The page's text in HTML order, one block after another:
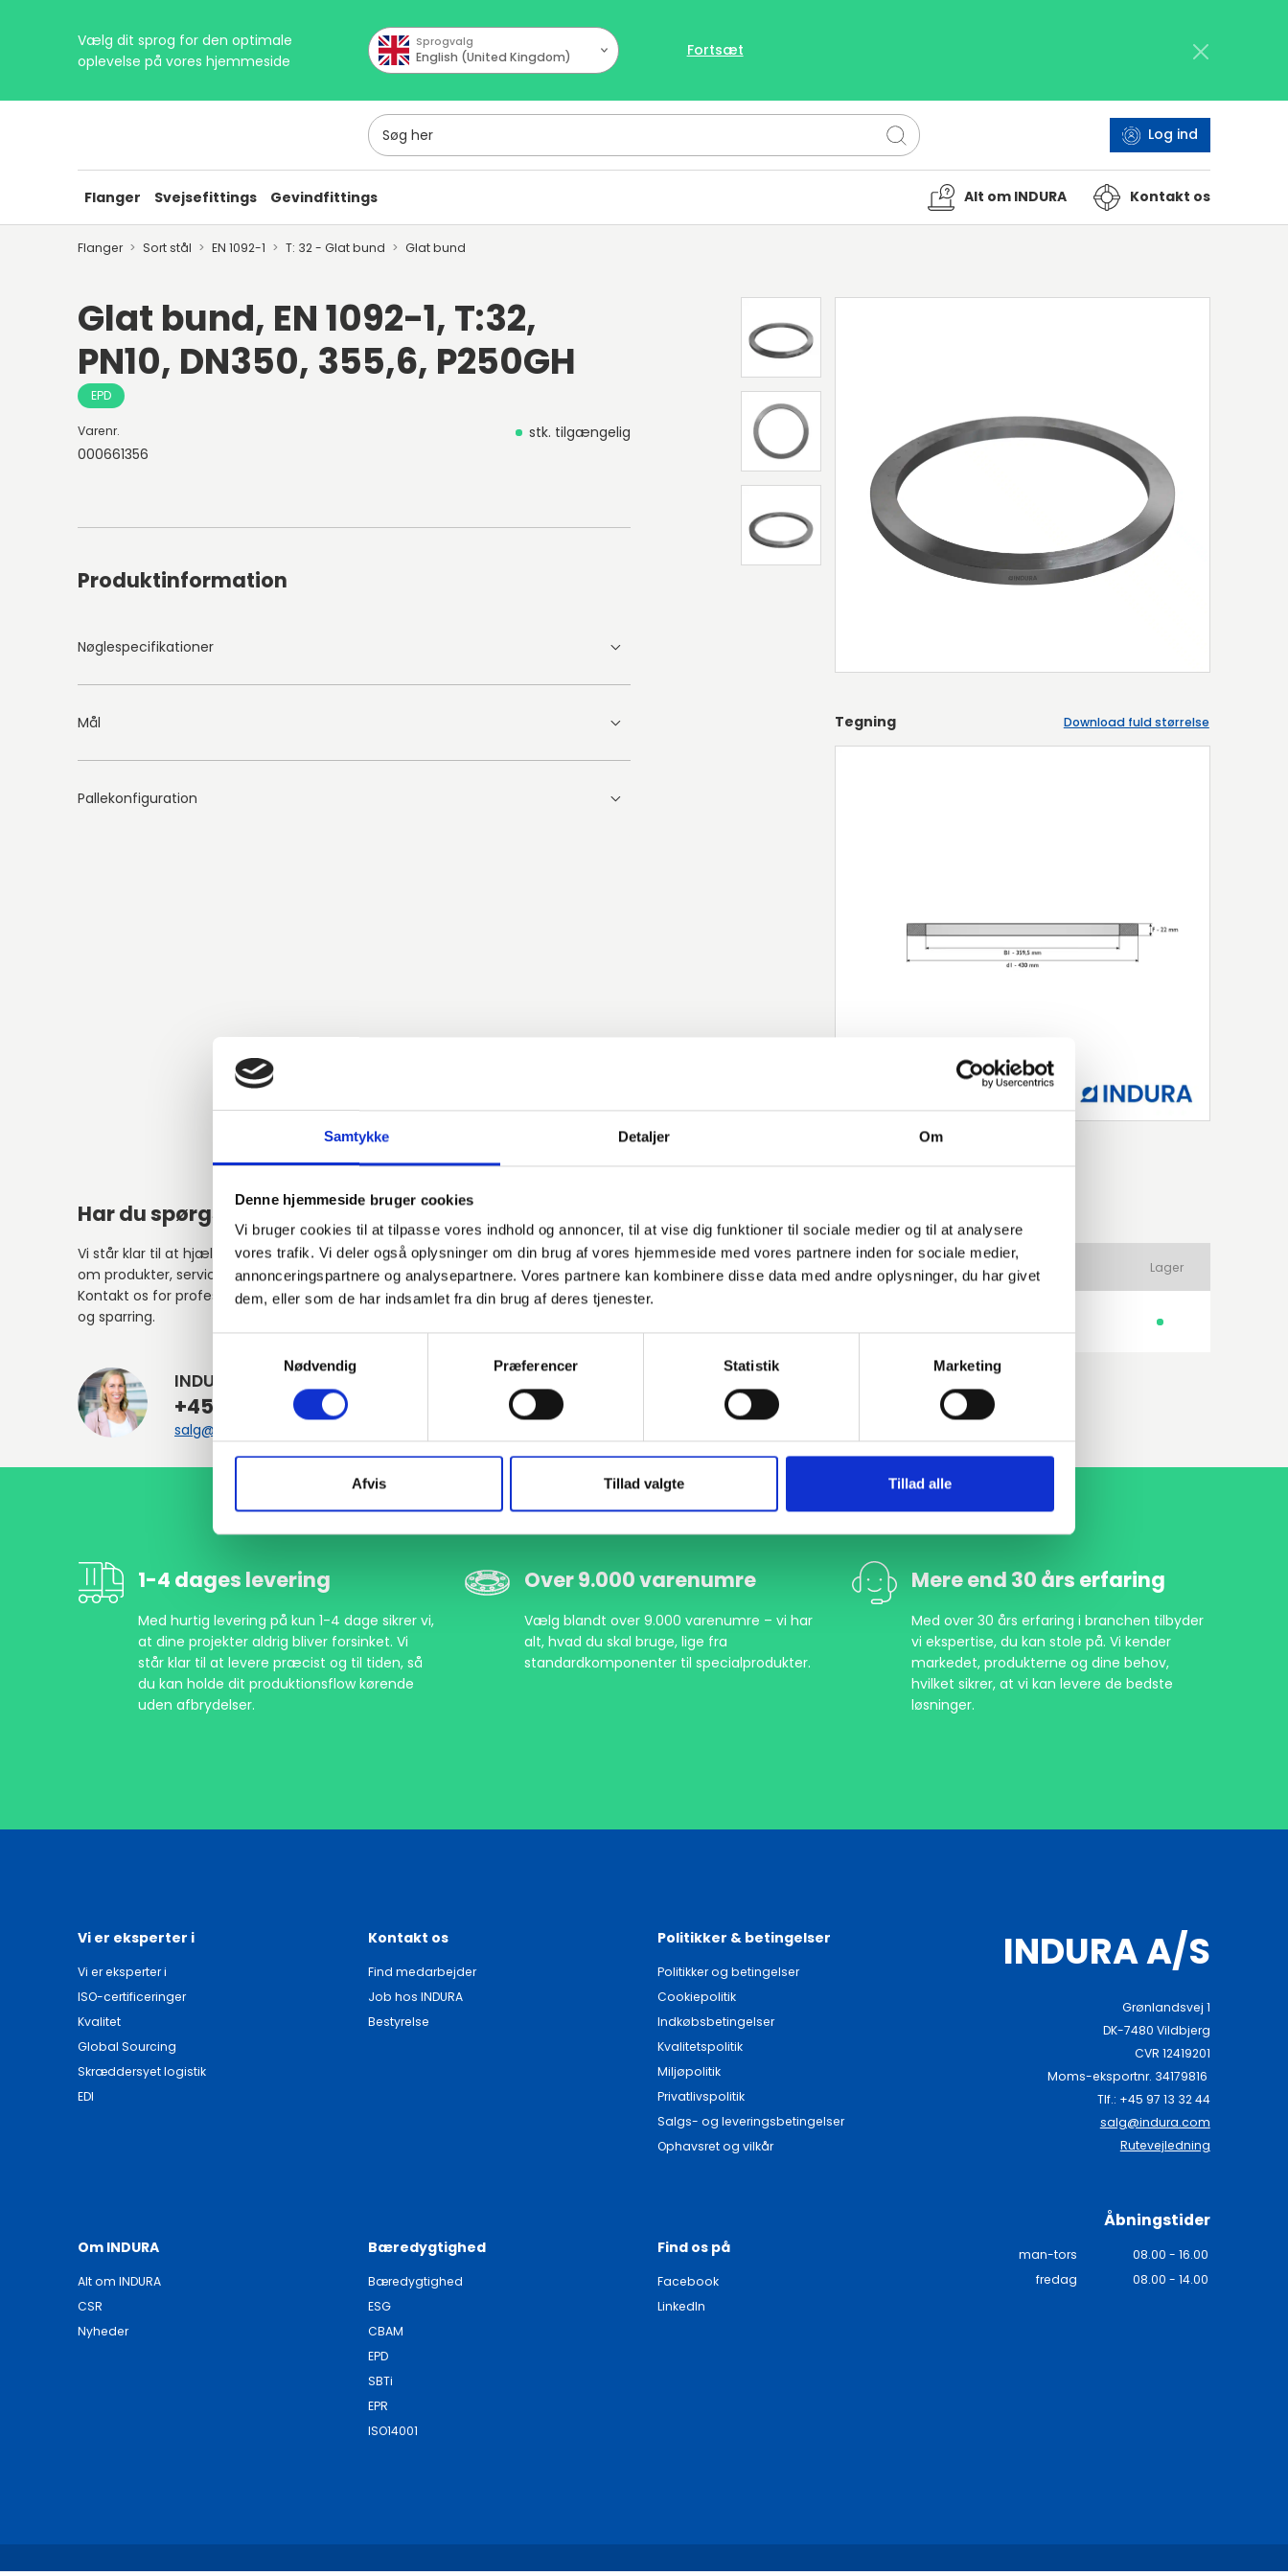
Samtykke Detaljer Om
Denne hjemmeside bruger cookies
Vi bruger cookies til at tilpasse vores indhold og annoncer, til at vise dig funktioner til sociale medier og til at analysere
vores trafik. Vi deler også oplysninger om din brug af vores hjemmeside med vores partnere inden for sociale medier,
annonceringspartnere og analysepartnere. Vores partnere kan kombinere disse data med andre oplysninger, du har givet
dem, eller som de har indsamlet fra din brug af deres tjenester.
Nødvendig
Præferencer Statistik Marketing
Afvis Tillad valgte Tillad alle
Vælg dit sprog for den optimale
oplevelse på vores hjemmeside
Sprogvalg
English (United Kingdom) Fortsæt
Søg her
Log ind
Flanger Svejsefittings Gevindfittings Alt om INDURA Kontakt os
Flanger Sort stål EN 1092-1 T: 32 - Glat bund Glat bund
Glat bund, EN 1092-1, T:32,
PN10, DN350, 355,6, P250GH
EPD
Varenr.
000661356
stk. tilgængelig
Produktinformation
Nøglespecifikationer
Mål
Pallekonfiguration
Tegning Download fuld størrelse
Har du spørgsmål?
Vi står klar til at hjælpe med spørgsmål
om produkter, service eller andet.
Kontakt os for professionel rådgivning
og sparring.
INDURA DK
+45 97 13 32 44
salg@indura.com
Alternative varer
Varenummer Beskrivelse Norm Materiale Produkttype Lager
1-4 dages levering
Med hurtig levering på kun 1-4 dage sikrer vi,
at dine projekter aldrig bliver forsinket. Vi
står klar til at levere præcist og til tiden, så
du kan holde dit produktionsflow kørende
uden afbrydelser.
Over 9.000 varenumre
Vælg blandt over 9.000 varenumre – vi har
alt, hvad du skal bruge, lige fra
standardkomponenter til specialprodukter.
Mere end 30 års erfaring
Med over 30 års erfaring i branchen tilbyder
vi ekspertise, du kan stole på. Vi kender
markedet, produkterne og dine behov,
hvilket sikrer, at vi kan levere de bedste
løsninger.
Vi er eksperter i
Vi er eksperter i
ISO-certificeringer
Kvalitet
Global Sourcing
Skræddersyet logistik
EDI
Kontakt os
Find medarbejder
Job hos INDURA
Bestyrelse
Politikker & betingelser
Politikker og betingelser
Cookiepolitik
Indkøbsbetingelser
Kvalitetspolitik
Miljøpolitik
Privatlivspolitik
Salgs- og leveringsbetingelser
Ophavsret og vilkår
Om INDURA
Alt om INDURA
CSR
Nyheder
Bæredygtighed
Bæredygtighed
ESG
CBAM
EPD
SBTi
EPR
ISO14001
Find os på
Facebook
LinkedIn
INDURA A/S
Grønlandsvej 1
DK-7480 Vildbjerg
CVR 12419201
Moms-eksportnr. 34179816
Tlf.: +45 97 13 32 44
salg@indura.com
Rutevejledning
Åbningstider
man-tors
08.00 - 16.00
fredag
08.00 - 14.00